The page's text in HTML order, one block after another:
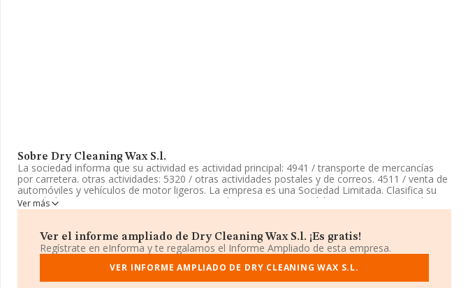
Sobre Dry Cleaning Wax S.l.
La sociedad informa que su actividad es actividad principal: 4941 / transporte de mercancías
por carretera. otras actividades: 5320 / otras actividades postales y de correos. 4511 / venta de
automóviles y vehículos de motor ligeros. La empresa es una Sociedad Limitada. Clasifica su
actividad CNAE como 'Transporte de mercancías por carretera', código 4941. La compañía no
tiene actividad en mercados exteriores.
La empresa Dry Cleaning Wax S.L, con CIF B19975218, tiene su domicilio social establecido
en Calle Margarit núm. 1 P. 1 Pta. 1, (08004), en el municipio de Barcelona, Cataluña.
En relación con el sector y disponiendo de los datos de hasta 62.013 empresas, en el ámbito
nacional la facturación alcanza la cifra de 44.874 millones de euros y se calcula un promedio de
Ver más
Ver el informe ampliado de Dry Cleaning Wax S.l. ¡Es gratis!
Regístrate en eInforma y te regalamos el Informe Ampliado de esta empresa.
VER INFORME AMPLIADO DE DRY CLEANING WAX S.L.